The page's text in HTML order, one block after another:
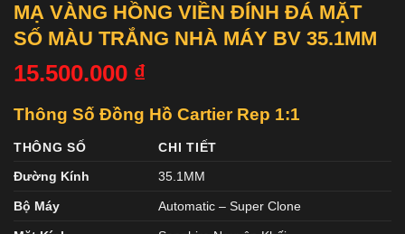
MẠ VÀNG HỒNG VIỀN ĐÍNH ĐÁ MẶT
SỐ MÀU TRẮNG NHÀ MÁY BV 35.1MM
15.500.000 ₫
Thông Số Đồng Hồ Cartier Rep 1:1
THÔNG SỐ
CHI TIẾT
Đường Kính
35.1MM
Bộ Máy Automatic – Super Clone